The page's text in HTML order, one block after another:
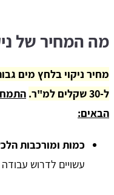
מה המחיר של
ל-30 שקלים למ"ר.
הבאים:
כמות ומורכבות
עשויים לדרוש